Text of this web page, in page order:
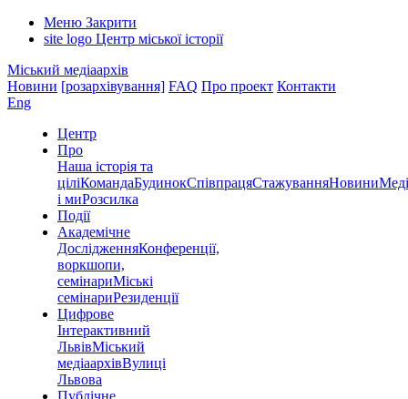
Меню Закрити
site logo Центр міської історії
Міський медіаархів
Новини [розархівування] FAQ Про проект Контакти
Eng
Центр
Про
Наша історія та
ціліКомандаБудинокСпівпрацяСтажуванняНовини
і миРозсилка
Події
Академічне
ДослідженняКонференції,
воркшопи,
семінариМіські
семінариРезиденції
Цифрове
Інтерактивний
ЛьвівМіський
медіаархівВулиці
Львова
Публічне